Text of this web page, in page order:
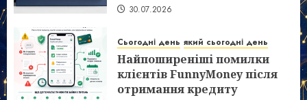
30.07.2026
Сьогодні день який сьогодні день
Найпоширеніші помилки
клієнтів FunnyMoney після
отримання кредиту